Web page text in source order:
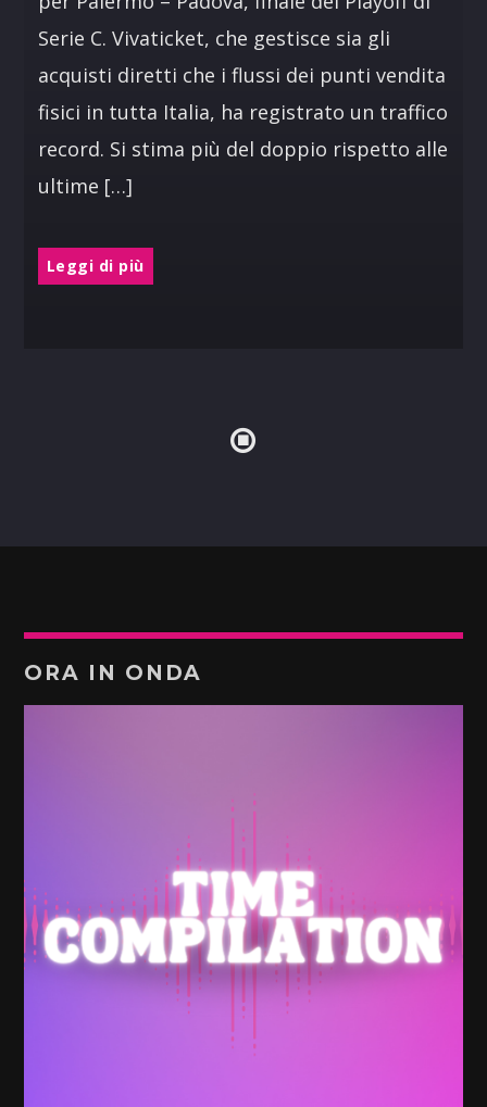
Serie C. Vivaticket, che gestisce sia gli
acquisti diretti che i flussi dei punti vendita
fisici in tutta Italia, ha registrato un traffico
record. Si stima più del doppio rispetto alle
ultime […]
Leggi di più
ORA IN ONDA